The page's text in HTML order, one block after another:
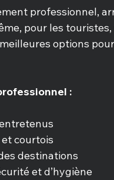
professionnel,
pour les
options
:
courtois
destinations
et d’hygiène